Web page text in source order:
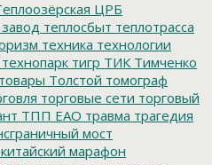
ЦРБ
теплосбыт теплотрасса
техника технологии
технопарк тигр ТИК Тимченко
товары Толстой томограф
торговые сети торговый
ТПП ЕАО травма трагедия
мост
марафон